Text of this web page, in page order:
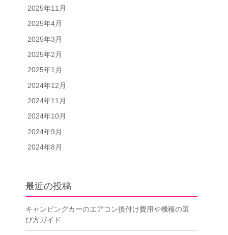
2025年11月
2025年4月
2025年3月
2025年2月
2025年1月
2024年12月
2024年11月
2024年10月
2024年9月
2024年8月
最近の投稿
キャンピングカーのエアコン後付け費用や機種の選
び方ガイド